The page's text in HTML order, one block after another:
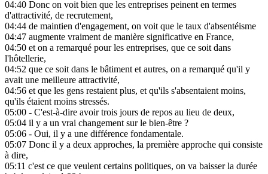
04:40 Donc on voit bien que les entreprises peinent en termes
d'attractivité, de recrutement,
04:44 de maintien d'engagement, on voit que le taux d'absentéisme
04:47 augmente vraiment de manière significative en France,
04:50 et on a remarqué pour les entreprises, que ce soit dans
l'hôtellerie,
04:52 que ce soit dans le bâtiment et autres, on a remarqué qu'il y
avait une meilleure attractivité,
04:56 et que les gens restaient plus, et qu'ils s'absentaient moins,
qu'ils étaient moins stressés.
05:00 - C'est-à-dire avoir trois jours de repos au lieu de deux,
05:04 il y a un vrai changement sur le bien-être ?
05:06 - Oui, il y a une différence fondamentale.
05:07 Donc il y a deux approches, la première approche qui consiste
à dire,
05:11 c'est ce que veulent certains politiques, on va baisser la durée